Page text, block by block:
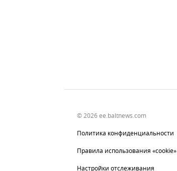
© 2026 ee.baltnews.com
Политика конфиденциальности
Правила использования «cookie»
Настройки отслеживания